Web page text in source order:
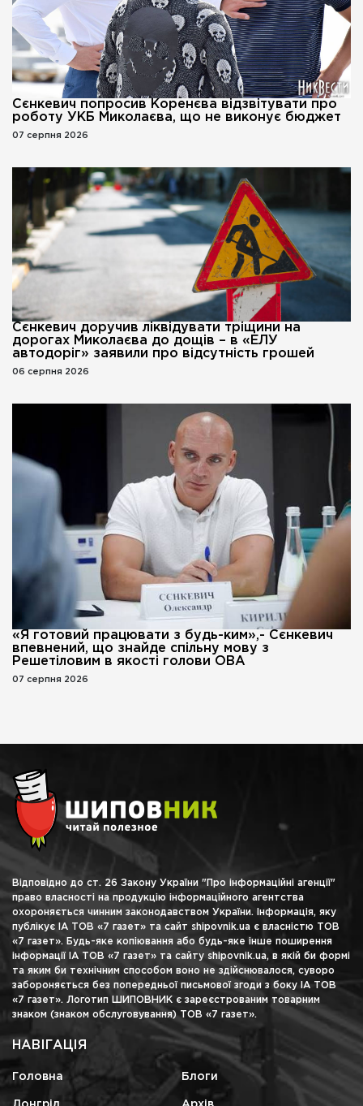
Сєнкевич попросив Коренєва відзвітувати про
роботу УКБ Миколаєва, що не виконує бюджет
07 серпня 2026
Сєнкевич доручив ліквідувати тріщини на
дорогах Миколаєва до дощів – в «ЕЛУ
автодоріг» заявили про відсутність грошей
06 серпня 2026
«Я готовий працювати з будь-ким»,- Сєнкевич
впевнений, що знайде спільну мову з
Решетіловим в якості голови ОВА
07 серпня 2026
Відповідно до ст. 26 Закону України "Про інформаційні агенції"
право власності на продукцію інформаційного агентства
охороняється чинним законодавством України. Інформація, яку
публікує ІА ТОВ «7 газет» та сайт shipovnik.ua є власністю ТОВ
«7 газет». Будь-яке копіювання або будь-яке інше поширення
інформації ІА ТОВ «7 газет» та сайту shipovnik.ua, в якій би формі
та яким би технічним способом воно не здійснювалося, суворо
забороняється без попередньої письмової згоди з боку ІА ТОВ
«7 газет». Логотип ШИПОВНИК є зареєстрованим товарним
знаком (знаком обслуговування) ТОВ «7 газет».
НАВІГАЦІЯ
Головна Блоги